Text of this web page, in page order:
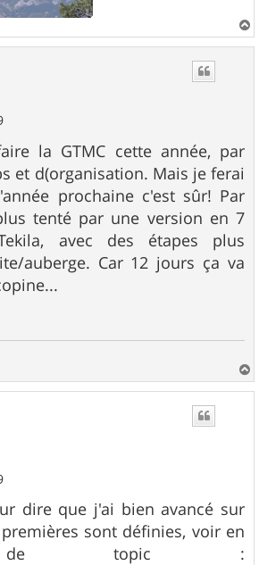
a
la GTMC cette année, par
et d(organisation. Mais je ferai
prochaine c'est sûr! Par
tenté par une version en 7
avec des étapes plus
auberge. Car 12 jours ça va
a
dire que j'ai bien avancé sur
sont définies, voir en
de topic :